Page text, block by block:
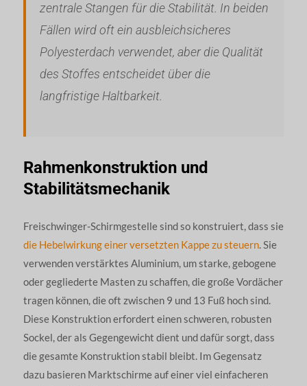
zentrale Stangen für die Stabilität. In beiden
Fällen wird oft ein ausbleichsicheres
Polyesterdach verwendet, aber die Qualität
des Stoffes entscheidet über die
langfristige Haltbarkeit.
Rahmenkonstruktion und
Stabilitätsmechanik
Freischwinger-Schirmgestelle sind so konstruiert, dass sie
die Hebelwirkung einer versetzten Kappe zu steuern. Sie
verwenden verstärktes Aluminium, um starke, gebogene
oder gegliederte Masten zu schaffen, die große Vordächer
tragen können, die oft zwischen 9 und 13 Fuß hoch sind.
Diese Konstruktion erfordert einen schweren, robusten
Sockel, der als Gegengewicht dient und dafür sorgt, dass
die gesamte Konstruktion stabil bleibt. Im Gegensatz
dazu basieren Marktschirme auf einer viel einfacheren